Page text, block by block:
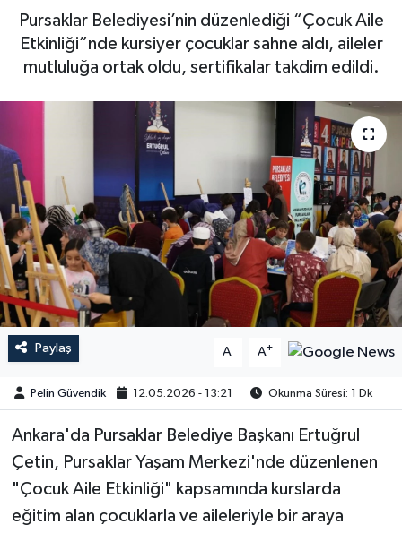
Pursaklar Belediyesi’nin düzenlediği “Çocuk Aile
Etkinliği”nde kursiyer çocuklar sahne aldı, aileler
mutluluğa ortak oldu, sertifikalar takdim edildi.
Paylaş A- A+
Pelin Güvendik 12.05.2026 - 13:21 Okunma Süresi: 1 Dk
Ankara'da Pursaklar Belediye Başkanı Ertuğrul
Çetin, Pursaklar Yaşam Merkezi'nde düzenlenen
"Çocuk Aile Etkinliği" kapsamında kurslarda
eğitim alan çocuklarla ve aileleriyle bir araya